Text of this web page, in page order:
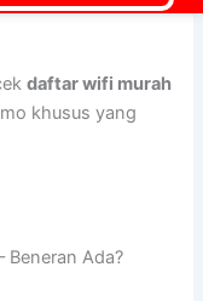
daftar wifi murah
khusus yang
Beneran Ada?